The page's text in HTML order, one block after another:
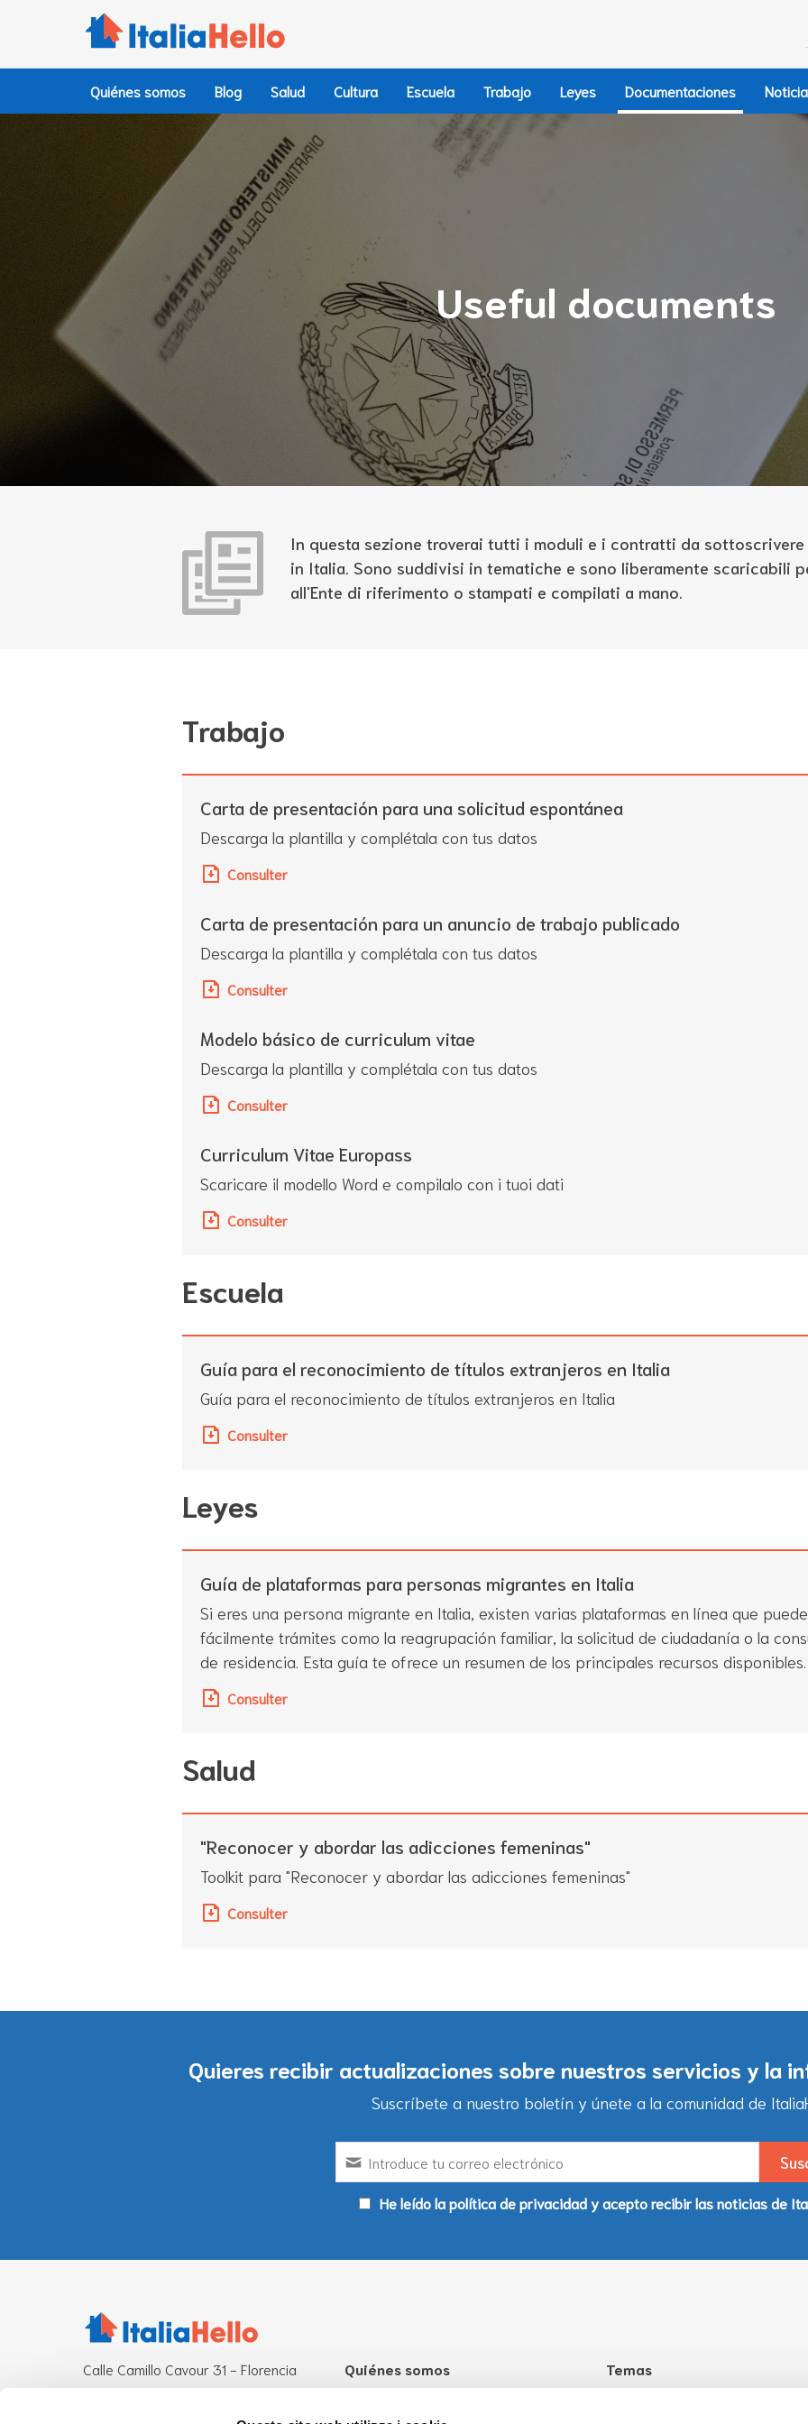
Quiénes somos Blog Salud Cultura Escuela Trabajo Leyes Documentaciones
Useful documents
In questa sezione troverai tutti i moduli e i contratti da
in Italia. Sono suddivisi in tematiche e sono liberamente scaricabili
all'Ente di riferimento o stampati e compilati a mano.
Trabajo
Carta de presentación para una solicitud espontánea
Descarga la plantilla y complétala con tus datos
Consulter
Carta de presentación para un anuncio de trabajo publicado
Descarga la plantilla y complétala con tus datos
Consulter
Modelo básico de curriculum vitae
Descarga la plantilla y complétala con tus datos
Consulter
Curriculum Vitae Europass
Scaricare il modello Word e compilalo con i tuoi dati
Consulter
Escuela
Guía para el reconocimiento de títulos extranjeros en Italia
Guía para el reconocimiento de títulos extranjeros en Italia
Consulter
Leyes
Guía de plataformas para personas migrantes en Italia
Si eres una persona migrante en Italia, existen varias plataformas en línea que
fácilmente trámites como la reagrupación familiar, la solicitud de ciudadanía o la
de residencia. Esta guía te ofrece un resumen de los principales recursos disponibles.
Consulter
Salud
"Reconocer y abordar las adicciones femeninas"
Toolkit para "Reconocer y abordar las adicciones femeninas"
Consulter
Quieres recibir actualizaciones sobre nuestros servicios y la
Suscríbete a nuestro boletín y únete a la comunidad de
He leído la política de privacidad y acepto recibir las noticias de
Calle Camillo Cavour 31 - Florencia
Quiénes somos
Temas